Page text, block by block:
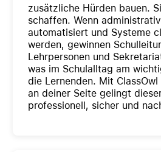
zusätzliche Hürden bauen.
schaffen. Wenn
automatisiert und Systeme
werden, gewinnen
Lehrpersonen und
was im Schulalltag am
die Lernenden. Mit
an deiner Seite gelingt
professionell, sicher und